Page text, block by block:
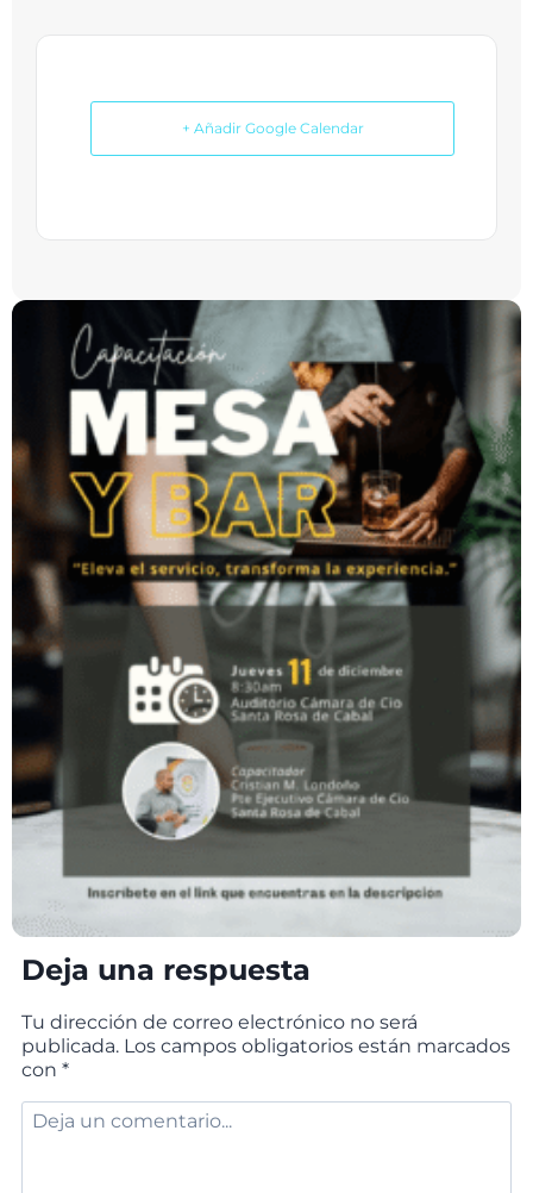
+ Añadir Google Calendar
Deja una respuesta
Tu dirección de correo electrónico no será
publicada. Los campos obligatorios están marcados
con *